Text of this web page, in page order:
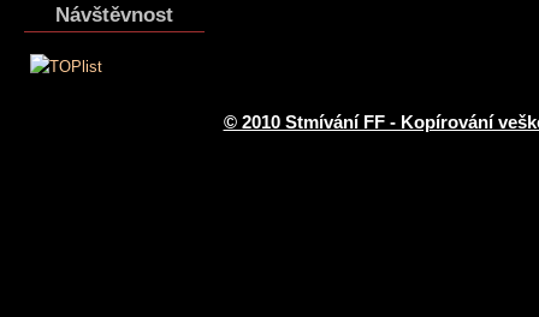
Návštěvnost
© 2010 Stmívání FF - Kopírování